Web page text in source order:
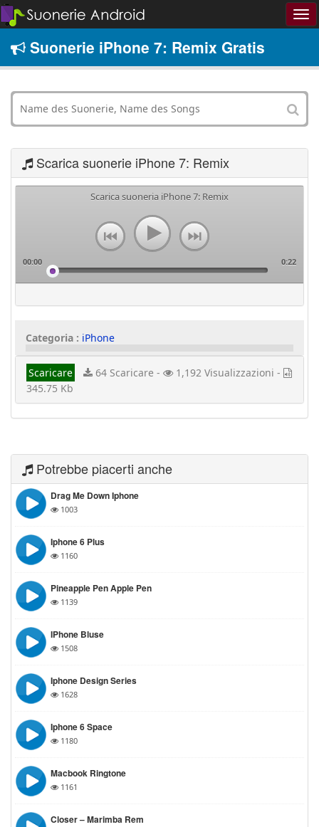
Suonerie iPhone 7: Remix Gratis
Scarica suonerie iPhone 7: Remix
Scarica suoneria iPhone 7: Remix
00:00 0:22
Categoria : iPhone
Scaricare 64 Scaricare -
1,192 Visualizzazioni -
345.75 Kb
Potrebbe piacerti anche
Drag Me Down Iphone
1003
Iphone 6 Plus
1160
Pineapple Pen Apple Pen
1139
IPhone Bluse
1508
Iphone Design Series
1628
Iphone 6 Space
1180
Macbook Ringtone
1161
Closer – Marimba Rem